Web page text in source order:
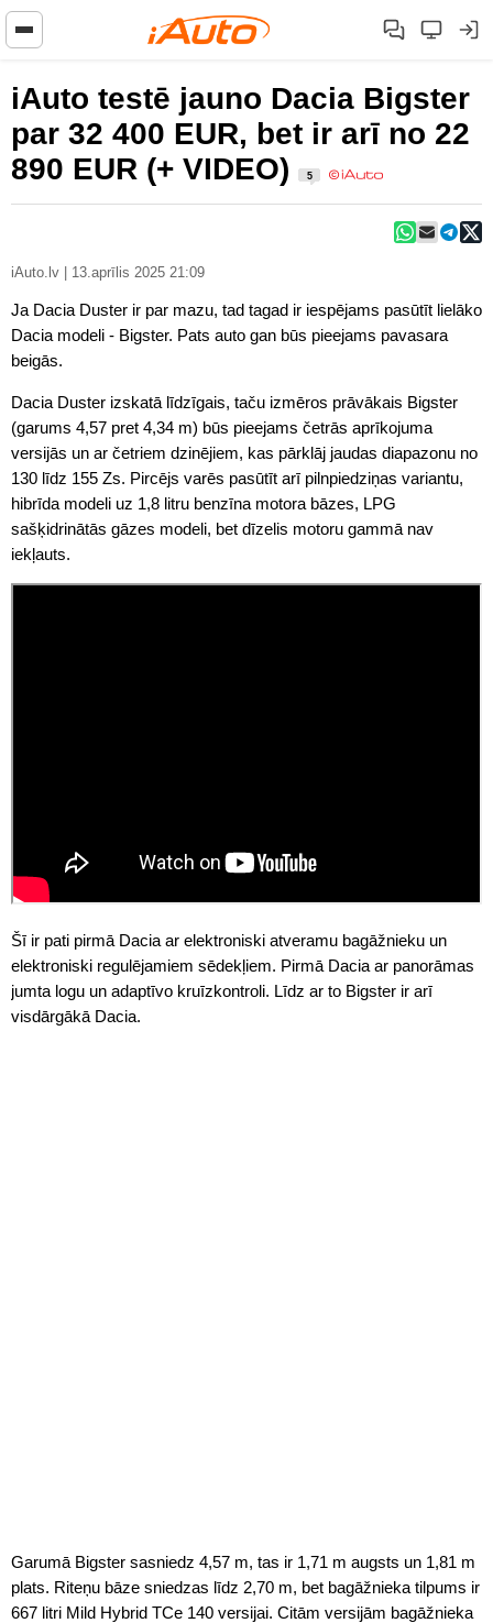
iAuto testē jauno Dacia Bigster
par 32 400 EUR, bet ir arī no 22
890 EUR (+ VIDEO)
5
iAuto.lv | 13.aprīlis 2025 21:09
Ja Dacia Duster ir par mazu, tad tagad ir iespējams pasūtīt lielāko
Dacia modeli - Bigster. Pats auto gan būs pieejams pavasara
beigās.
Dacia Duster izskatā līdzīgais, taču izmēros prāvākais Bigster
(garums 4,57 pret 4,34 m) būs pieejams četrās aprīkojuma
versijās un ar četriem dzinējiem, kas pārklāj jaudas diapazonu no
130 līdz 155 Zs. Pircējs varēs pasūtīt arī pilnpiedziņas variantu,
hibrīda modeli uz 1,8 litru benzīna motora bāzes, LPG
sašķidrinātās gāzes modeli, bet dīzelis motoru gammā nav
iekļauts.
Šī ir pati pirmā Dacia ar elektroniski atveramu bagāžnieku un
elektroniski regulējamiem sēdekļiem. Pirmā Dacia ar panorāmas
jumta logu un adaptīvo kruīzkontroli. Līdz ar to Bigster ir arī
visdārgākā Dacia.
Garumā Bigster sasniedz 4,57 m, tas ir 1,71 m augsts un 1,81 m
plats. Riteņu bāze sniedzas līdz 2,70 m, bet bagāžnieka tilpums ir
667 litri Mild Hybrid TCe 140 versijai. Citām versijām bagāžnieka